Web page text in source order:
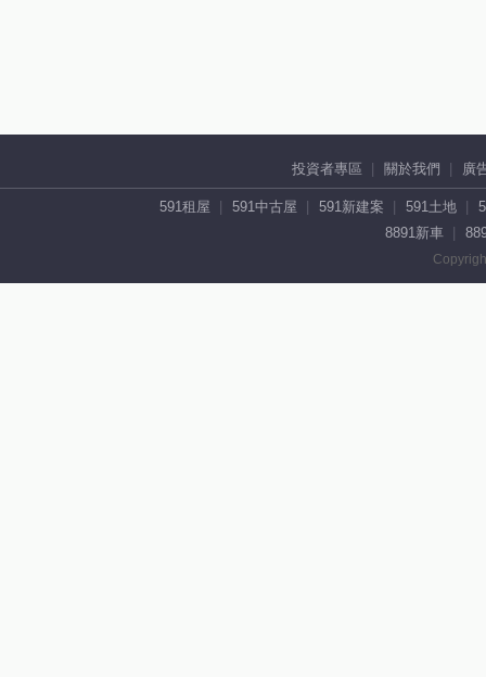
投資者專區 關於我們 廣
591租屋 591中古屋 591新建案 591土地
8891新車